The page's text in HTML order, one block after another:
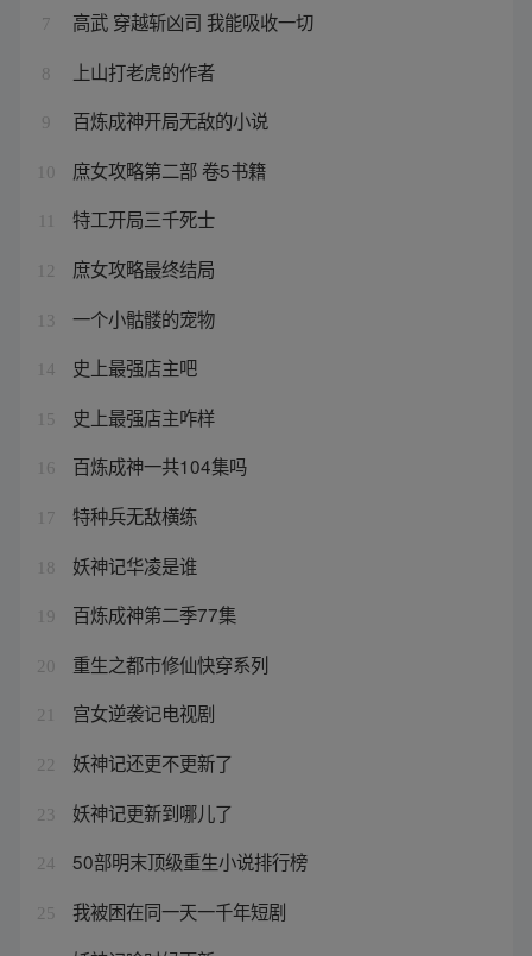
7 高武 穿越斩凶司 我能吸收一切
8 上山打老虎的作者
9 百炼成神开局无敌的小说
10 庶女攻略第二部 卷5书籍
特工开局三千死士
12 庶女攻略最终结局
13 一个小骷髅的宠物
14 史上最强店主吧
15 史上最强店主咋样
16 百炼成神一共104集吗
17 特种兵无敌横练
18 妖神记华凌是谁
19 百炼成神第二季77集
20 重生之都市修仙快穿系列
21 宫女逆袭记电视剧
22 妖神记还更不更新了
23 妖神记更新到哪儿了
24 50部明末顶级重生小说排行榜
25 我被困在同一天一千年短剧